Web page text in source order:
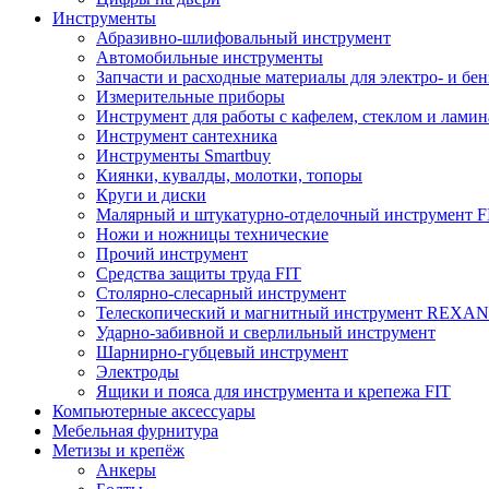
Инструменты
Абразивно-шлифовальный инструмент
Автомобильные инструменты
Запчасти и расходные материалы для электро- и
Измерительные приборы
Инструмент для работы с кафелем, стеклом и
Инструмент сантехника
Инструменты Smartbuy
Киянки, кувалды, молотки, топоры
Круги и диски
Малярный и штукатурно-отделочный инструмент
Ножи и ножницы технические
Прочий инструмент
Средства защиты труда FIT
Столярно-слесарный инструмент
Телескопический и магнитный инструмент
Ударно-забивной и сверлильный инструмент
Шарнирно-губцевый инструмент
Электроды
Ящики и пояса для инструмента и крепежа FIT
Компьютерные аксессуары
Мебельная фурнитура
Метизы и крепёж
Анкеры